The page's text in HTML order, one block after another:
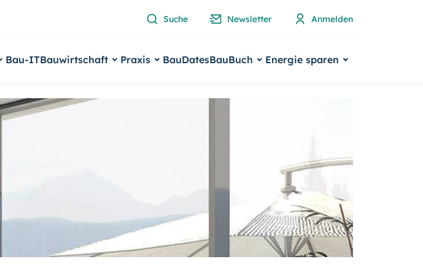
Suche Newsletter Anmelden
Bau-ITBauwirtschaft Praxis BauDatesBauBuch Energie sparen